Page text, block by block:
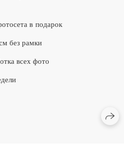
в подарок
без рамки
всех фото